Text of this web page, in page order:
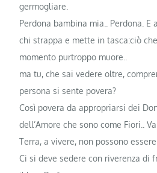
germogliare.
Perdona bambina mia.. Perdona. E
chi strappa e mette in tasca:ciò
momento purtroppo muore..
ma tu, che sai vedere oltre,
persona si sente povera?
Così povera da appropriarsi dei
dell’Amore che sono come Fiori..
Terra, a vivere, non possono essere
Ci si deve sedere con riverenza di